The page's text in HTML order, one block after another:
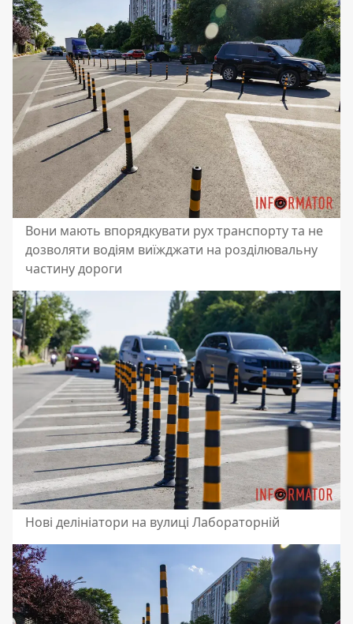
Вони мають впорядкувати рух транспорту та не
дозволяти водіям виїжджати на розділювальну
частину дороги
Нові делініатори на вулиці Лабораторній